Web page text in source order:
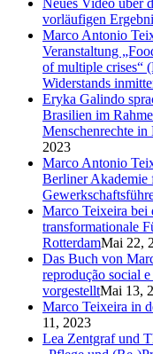
vorläufigen
Marco Antonio
Veranstaltung
of multiple crises“
Widerstands
Eryka Galindo
Brasilien im
Menschenrechte
2023
Marco Antonio
Berliner Akademie
Marco Teixeira bei
transformationale
RotterdamMai 22,
Das Buch von
reprodução social
vorgestelltMai 13,
Marco Teixeira in
11, 2023
Lea Zentgraf und